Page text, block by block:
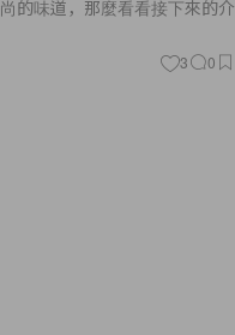
的味道，那麼看看接下來的介
3 0